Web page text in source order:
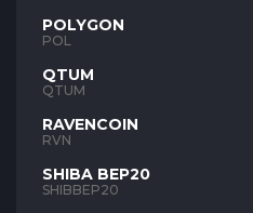
POLYGON
POL
QTUM
QTUM
RAVENCOIN
RVN
SHIBA BEP20
SHIBBEP20